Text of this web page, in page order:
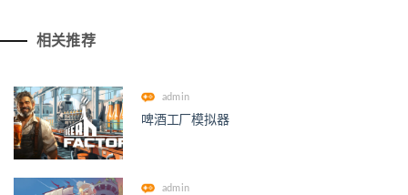
相关推荐
admin
啤酒工厂模拟器
admin